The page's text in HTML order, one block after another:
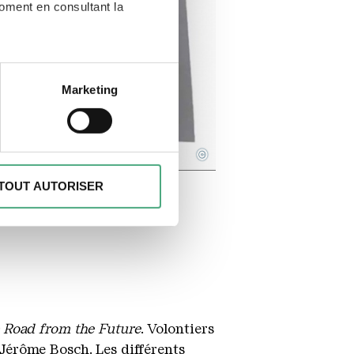
en consultant la
mètres près
(empreintes
sur les cookies.
cadre de votre utilisation
Marketing
AUTORISER
©
from the Future. Volontiers
Bosch. Les différents